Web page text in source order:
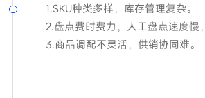
1.SKU种类多样，库存管理复杂。
2.盘点费时费力，人工盘点速度慢
3.商品调配不灵活，供销协同难。